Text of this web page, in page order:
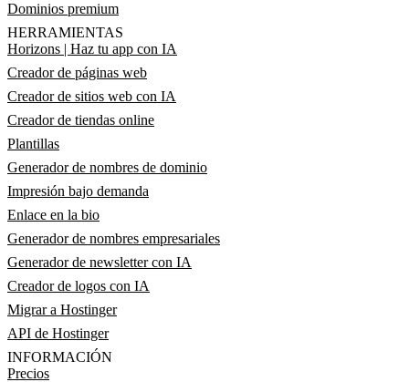
Dominios premium
HERRAMIENTAS
Horizons | Haz tu app con IA
Creador de páginas web
Creador de sitios web con IA
Creador de tiendas online
Plantillas
Generador de nombres de dominio
Impresión bajo demanda
Enlace en la bio
Generador de nombres empresariales
Generador de newsletter con IA
Creador de logos con IA
Migrar a Hostinger
API de Hostinger
INFORMACIÓN
Precios